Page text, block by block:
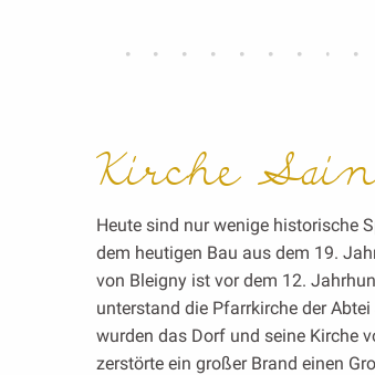
Kirche
Heute sind nur wenige historische
dem heutigen Bau aus dem 19.
von Bleigny ist vor dem 12.
unterstand die Pfarrkirche der
wurden das Dorf und seine Kirche
zerstörte ein großer Brand einen